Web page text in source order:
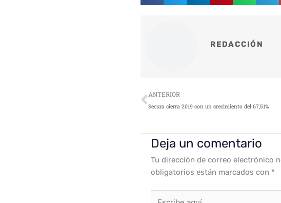
REDACCIÓN
Ant
ANTERIOR
Secura cierra 2019 con un crecimiento del 67,51%
Deja un comentario
Tu dirección de correo electrónico
obligatorios están marcados con *